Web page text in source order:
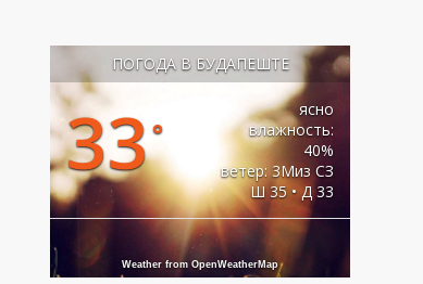
ПОГОДА В БУДАПЕШТЕ
33°
ясно
влажность:
40%
ветер: 3Миз СЗ
Ш 35 • Д 33
Weather from OpenWeatherMap